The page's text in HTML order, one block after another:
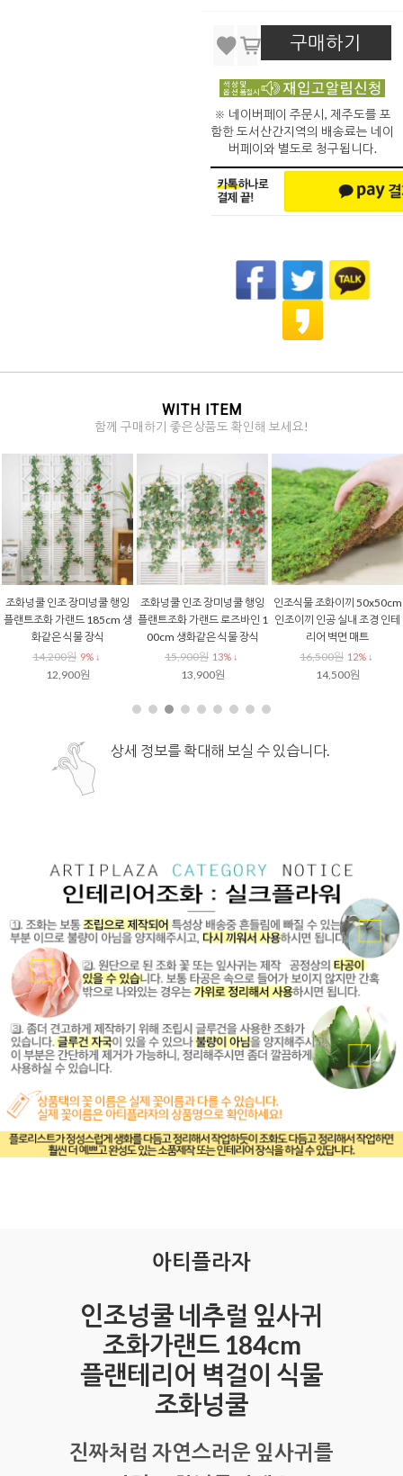
구매하기
※ 네이버페이 주문시, 제주도를 포
함한 도서산간지역의 배송료는 네이
버페이와 별도로 청구됩니다.
WITH ITEM
함께 구매하기 좋은상품도 확인해 보세요!
조화넝쿨 인조 장미넝쿨 행잉
플랜트조화 가랜드 185cm 생
화같은 식물 장식
14,200원 9% ↓
12,900원
조화넝쿨 인조 장미넝쿨 행잉
플랜트조화 가랜드 로즈바인 1
00cm 생화같은 식물 장식
15,900원 13% ↓
13,900원
인조식물 조화이끼 50x50cm
인조이끼 인공 실내 조경 인테
리어 벽면 매트
16,500원 12% ↓
14,500원
상세 정보를 확대해 보실 수 있습니다.
아티플라자
인조넝쿨 네추럴 잎사귀
조화가랜드 184cm
플랜테리어 벽걸이 식물
조화넝쿨
진짜처럼 자연스러운 잎사귀를